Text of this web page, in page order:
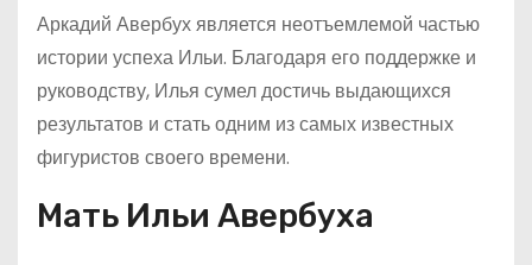
Аркадий Авербух является неотъемлемой частью
истории успеха Ильи. Благодаря его поддержке и
руководству, Илья сумел достичь выдающихся
результатов и стать одним из самых известных
фигуристов своего времени.
Мать Ильи Авербуха